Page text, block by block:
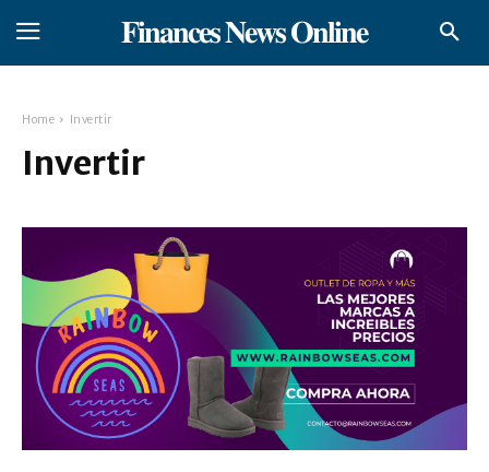
𝐅𝐢𝐧𝐚𝐧𝐜𝐞𝐬 𝐍𝐞𝐰𝐬 𝐎𝐧𝐥𝐢𝐧𝐞
Home Invertir
Invertir